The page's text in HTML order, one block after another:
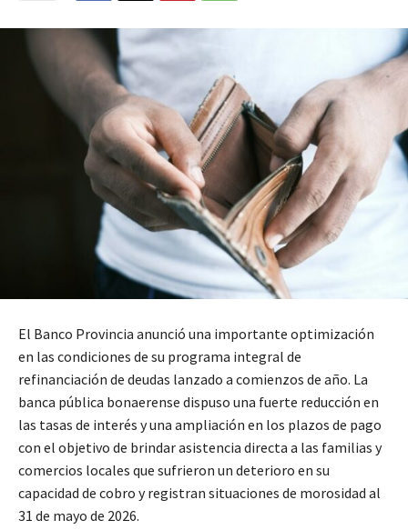
El Banco Provincia anunció una importante optimización
en las condiciones de su programa integral de
refinanciación de deudas lanzado a comienzos de año. La
banca pública bonaerense dispuso una fuerte reducción en
las tasas de interés y una ampliación en los plazos de pago
con el objetivo de brindar asistencia directa a las familias y
comercios locales que sufrieron un deterioro en su
capacidad de cobro y registran situaciones de morosidad al
31 de mayo de 2026.